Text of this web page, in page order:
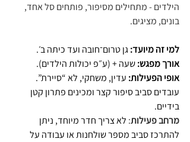
הילדים - מתחילים מסיפור, פותחים סל אחד,
בונים, מציגים.
למי זה מיועד: גן טרום־חובה ועד כיתה ב׳.
אורך מפגש: שעה + (ע״פ יכולות הילדים).
אופי הפעילות: עדין, משחקי, לא “סיירת”.
עובדים סביב סיפור קצר ומכינים פתרון קטן
בידיים.
מרחב פעילות: לא צריך חדר מיוחד, ניתן
להתרכז סביב מספר שולחנות או עבודה על